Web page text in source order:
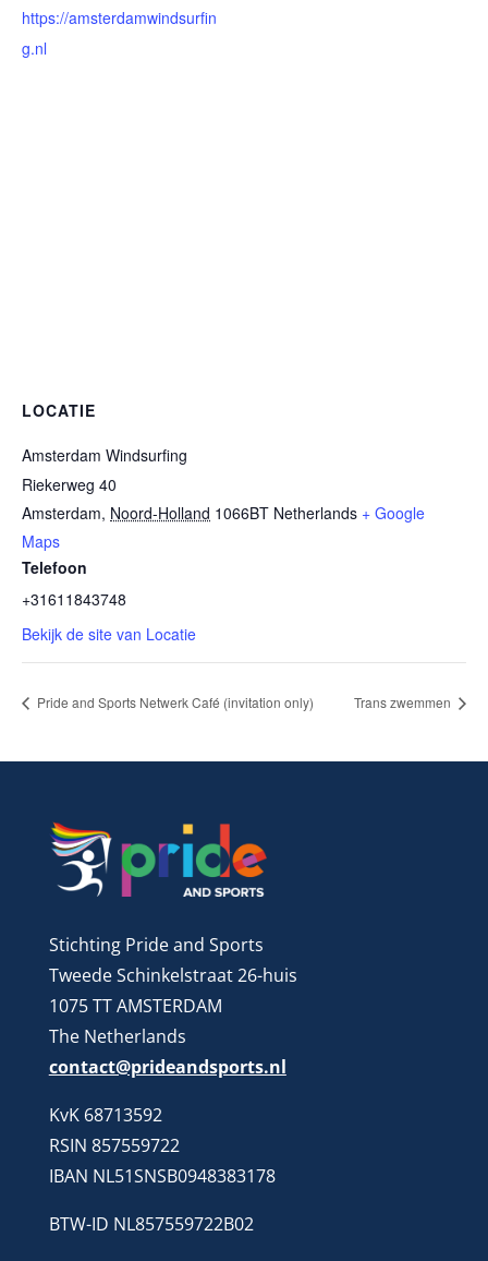
https://amsterdamwindsurfin
g.nl
LOCATIE
Amsterdam Windsurfing
Riekerweg 40
Amsterdam, Noord-Holland 1066BT Netherlands + Google
Maps
Telefoon
+31611843748
Bekijk de site van Locatie
Pride and Sports Netwerk Café (invitation only) Trans zwemmen
Stichting Pride and Sports
Tweede Schinkelstraat 26-huis
1075 TT AMSTERDAM
The Netherlands
contact@prideandsports.nl
KvK 68713592
RSIN 857559722
IBAN NL51SNSB0948383178
BTW-ID NL857559722B02